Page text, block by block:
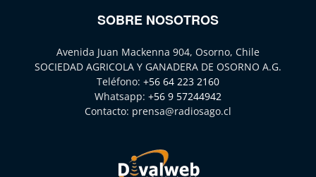
SOBRE NOSOTROS
Avenida Juan Mackenna 904, Osorno, Chile
SOCIEDAD AGRICOLA Y GANADERA DE OSORNO A.G.
Teléfono: +56 64 223 2160
Whatsapp: +56 9 57244942
Contacto: prensa@radiosago.cl